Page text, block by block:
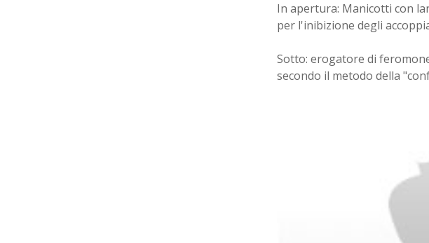
In apertura: Manicotti con
per l'inibizione degli
Sotto: erogatore di
secondo il metodo della